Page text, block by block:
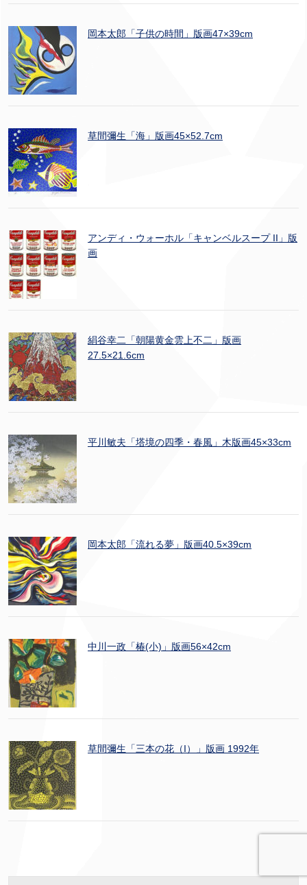
岡本太郎「子供の時間」版画47×39cm
草間彌生「海」版画45×52.7cm
アンディ・ウォーホル「キャンベルスープ II」版
画
絹谷幸二「朝陽黄金雲上不二」版画
27.5×21.6cm
平川敏夫「塔境の四季・春風」木版画45×33cm
岡本太郎「流れる夢」版画40.5×39cm
中川一政「椿(小)」版画56×42cm
草間彌生「三本の花（I）」版画 1992年